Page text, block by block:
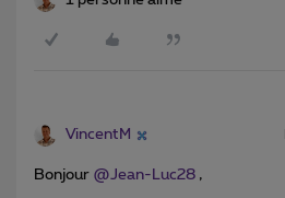
VincentM
Bonjour ​ @Jean-Luc28 ,